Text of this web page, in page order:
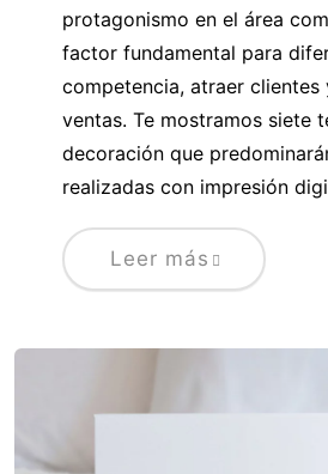
protagonismo en el área
factor fundamental para
competencia, atraer clientes
ventas. Te mostramos siete
decoración que
realizadas con impresión
Leer más